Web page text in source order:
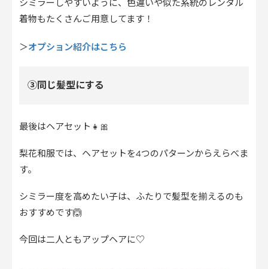
シミラーしやすいように、色違いや似た系統のレンタル
着物もたくさんご用意してます！
＞オプション紹介はこちら
③同じ髪型にする
最後はヘアセット👧🎀
梨花和服では、ヘアセットを4つのパターンからえらべま
す。
シミラー度を高めたい子は、ふたりで髪型を揃えるのも
おすすめです🙆
今回は二人ともアップヘアに♡